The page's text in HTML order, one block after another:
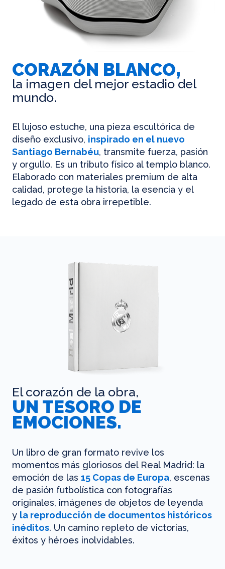
CORAZÓN BLANCO,
la imagen del mejor estadio del
mundo.
El lujoso estuche, una pieza escultórica de
diseño exclusivo, inspirado en el nuevo
Santiago Bernabéu, transmite fuerza, pasión
y orgullo. Es un tributo físico al templo blanco.
Elaborado con materiales premium de alta
calidad, protege la historia, la esencia y el
legado de esta obra irrepetible.
El corazón de la obra,
UN TESORO DE
EMOCIONES.
Un libro de gran formato revive los
momentos más gloriosos del Real Madrid: la
emoción de las 15 Copas de Europa, escenas
de pasión futbolística con fotografías
originales, imágenes de objetos de leyenda
y la reproducción de documentos históricos
inéditos. Un camino repleto de victorias,
éxitos y héroes inolvidables.